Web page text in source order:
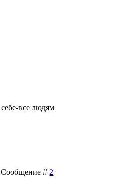
все людям
Сообщение # 2